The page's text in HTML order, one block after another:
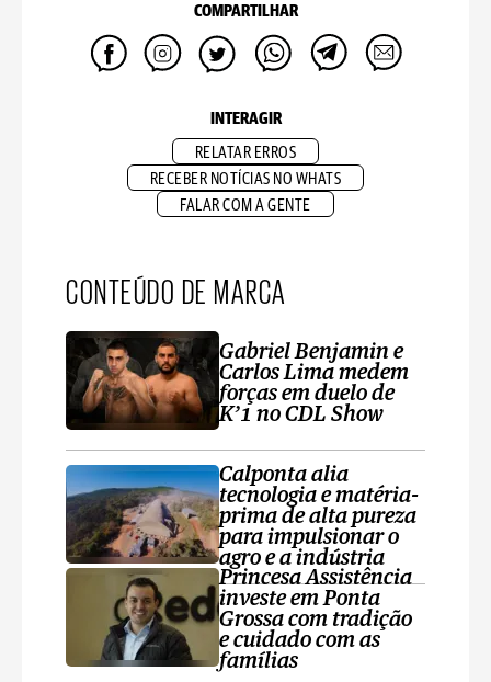
COMPARTILHAR
INTERAGIR
RELATAR ERROS
RECEBER NOTÍCIAS NO WHATS
FALAR COM A GENTE
CONTEÚDO DE MARCA
Gabriel Benjamin e
Carlos Lima medem
forças em duelo de
K’1 no CDL Show
Calponta alia
tecnologia e matéria-
prima de alta pureza
para impulsionar o
agro e a indústria
Princesa Assistência
investe em Ponta
Grossa com tradição
e cuidado com as
famílias